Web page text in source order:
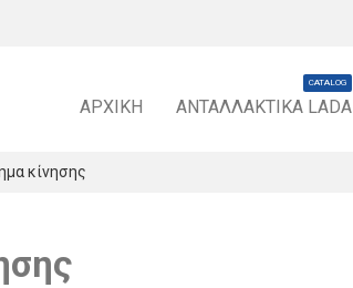
ΑΡΧΙΚΉ ΑΝΤΑΛΛΑΚΤΙΚΆ LADA
CATALOG
κίνησης